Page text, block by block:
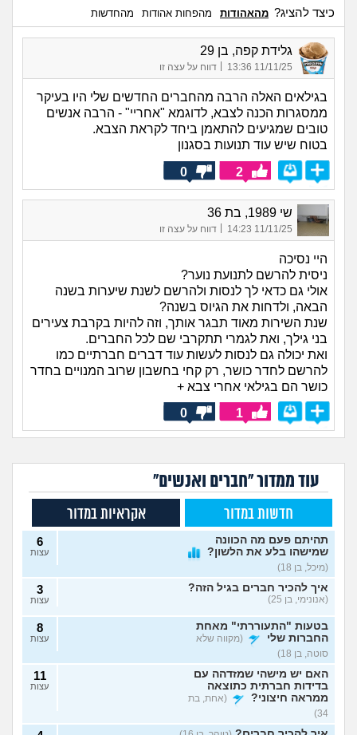
כיצד להציג? מהאהודות מהפחות אהודות מהחדשות
גלידת קפה, בן 29
11/11/25 13:36 דווח על עצה זו
בגילאים האלה הרבה מהחברים החדשים שלי היו בעיקר
ממסגרות הכנה לצבא, לדוגמא "אחריי" - הרבה אנשים
טובים שמגיעים להתאמן ביחד לקראת הצבא.
בטוח שיש עוד תנועות בסגנון
2
0
שי 1989, בת 36
11/11/25 14:23
| דווח על עצה זו
היי נסיכה
ניסית להרשם לתנועת נוער?
אולי גם כדאי לך לנסות ולהרשם לשנת שיערות בשנה
הבאה, ולדחות את הגיוס בשנה?
שנת השירות מאוד תבגר אותך, וזה להיות בקרבת צעירים
בני גילך, ואת לגמרי תתקרבי שם לכל החברים.
ואת יכולה גם לנסות לעשות עוד דברים חברתיים כמו
להרשם לחדר כושר, רק קחי בחשבון שרוב המנויים בחדר
כושר הם בגילאי אחרי צבא +
1
0
עוד ממדור "חברים ואנשים"
חדשות במדור אקראיות במדור
תהיתם פעם מה הכוונה
שמישהו בלע את הלשון?
(מיכל, בן 18)
6
עצות
איך להכיר חברים בגיל הזה?
(אנונימי, בן 25)
3
עצות
בטעות "התעוררתי" מאחת
החברות שלי
(מקווה שלא
סוטה, בן 18)
8
עצות
האם יש מישהי שמזדהה עם
בדידות חברתית כתוצאה
ממראה חיצוני?
(אחת, בת
34)
11
עצות